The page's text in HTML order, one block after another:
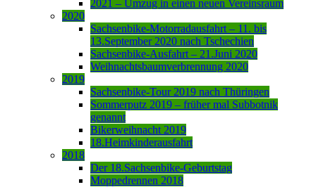
2021 – Umzug in einen neuen Vereinsraum
2020
Sachsenbike-Motorradausfahrt – 11. bis
13.September 2020 nach Tschechien
Sachsenbike-Ausfahrt – 21.Juni 2020
Weihnachtsbaumverbrennung 2020
2019
Sachsenbike-Tour 2019 nach Thüringen
Sommerputz 2019 – früher mal Subbotnik
genannt
Bikerweihnacht 2019
18.Heimkinderausfahrt
2018
Der 18.Sachsenbike-Geburtstag
Moppedrennen 2018